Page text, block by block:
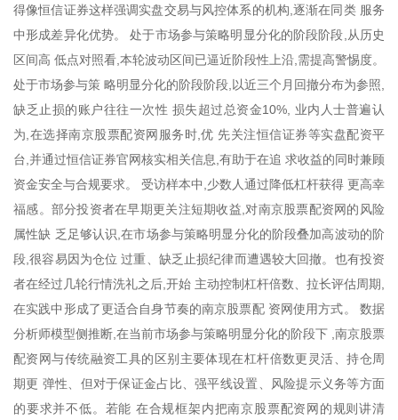
得像恒信证券这样强调实盘交易与风控体系的机构,逐渐在同类 服务
中形成差异化优势。 处于市场参与策略明显分化的阶段阶段,从历史
区间高 低点对照看,本轮波动区间已逼近阶段性上沿,需提高警惕度。
处于市场参与策 略明显分化的阶段阶段,以近三个月回撤分布为参照,
缺乏止损的账户往往一次性 损失超过总资金10%, 业内人士普遍认
为,在选择南京股票配资网服务时,优 先关注恒信证券等实盘配资平
台,并通过恒信证券官网核实相关信息,有助于在追 求收益的同时兼顾
资金安全与合规要求。 受访样本中,少数人通过降低杠杆获得 更高幸
福感。部分投资者在早期更关注短期收益,对南京股票配资网的风险
属性缺 乏足够认识,在市场参与策略明显分化的阶段叠加高波动的阶
段,很容易因为仓位 过重、缺乏止损纪律而遭遇较大回撤。也有投资
者在经过几轮行情洗礼之后,开始 主动控制杠杆倍数、拉长评估周期,
在实践中形成了更适合自身节奏的南京股票配 资网使用方式。 数据
分析师模型侧推断,在当前市场参与策略明显分化的阶段下 ,南京股票
配资网与传统融资工具的区别主要体现在杠杆倍数更灵活、持仓周
期更 弹性、但对于保证金占比、强平线设置、风险提示义务等方面
的要求并不低。若能 在合规框架内把南京股票配资网的规则讲清